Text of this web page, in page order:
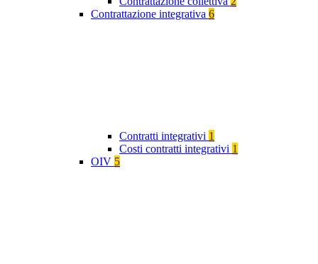
Contrattazione integrativa 6
Contratti integrativi 1
Costi contratti integrativi 1
OIV 5